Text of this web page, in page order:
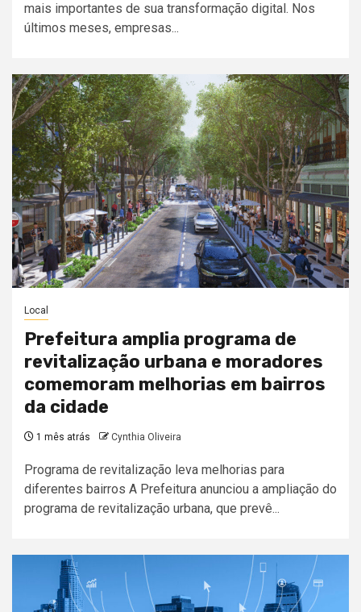
mais importantes de sua transformação digital. Nos
últimos meses, empresas...
Local
Prefeitura amplia programa de
revitalização urbana e moradores
comemoram melhorias em bairros
da cidade
1 mês atrás Cynthia Oliveira
Programa de revitalização leva melhorias para
diferentes bairros A Prefeitura anunciou a ampliação do
programa de revitalização urbana, que prevê...